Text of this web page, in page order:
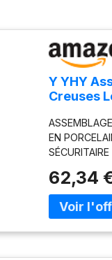
Y YHY
Creuses
Assiette
en
à Pâtes
Assiette
Creuse
pour
EN
fabriqués en
cuite à haute
température
sans plomb,
62,34